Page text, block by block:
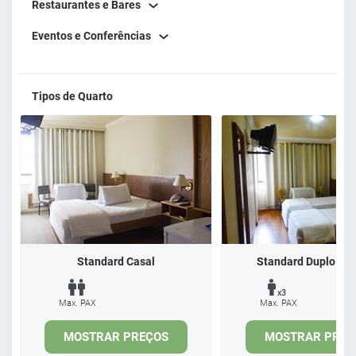
Restaurantes e Bares
Eventos e Conferências
Tipos de Quarto
Standard Casal
Max. PAX
MOSTRAR PREÇOS
Standard Duplo
x3
Max. PAX
MOSTRAR